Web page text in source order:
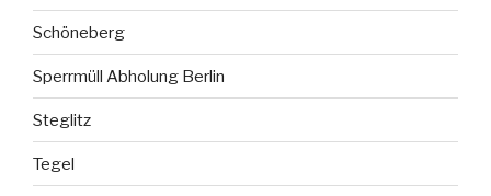
Schöneberg
Sperrmüll Abholung Berlin
Steglitz
Tegel